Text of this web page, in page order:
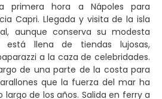
primera hora a Nápoles para
Capri. Llegada y visita de la isla
aunque conserva su modesta
está llena de tiendas lujosas,
a la caza de celebridades.
de una parte de la costa para
que la fuerza del mar ha
largo de los años. Salida en ferry a